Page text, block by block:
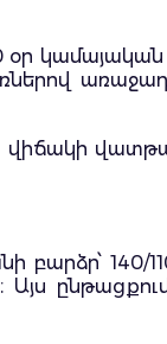
օր
վիճակի
140/